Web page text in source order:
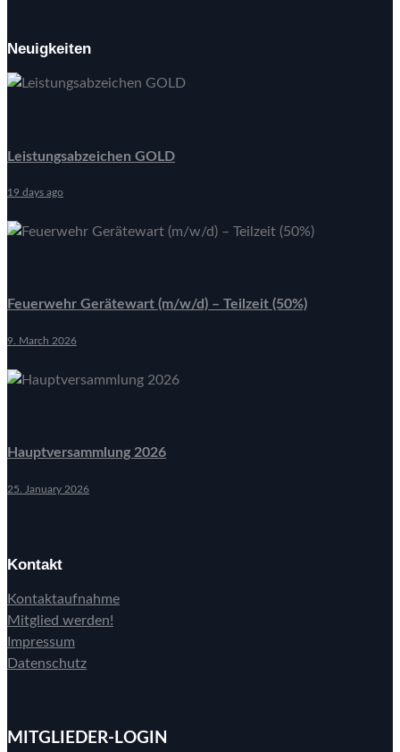
Neuigkeiten
Leistungsabzeichen GOLD
19 days ago
Feuerwehr Gerätewart (m/w/d) – Teilzeit (50%)
9. March 2026
Hauptversammlung 2026
25. January 2026
Kontakt
Kontaktaufnahme
Mitglied werden!
Impressum
Datenschutz
MITGLIEDER-LOGIN